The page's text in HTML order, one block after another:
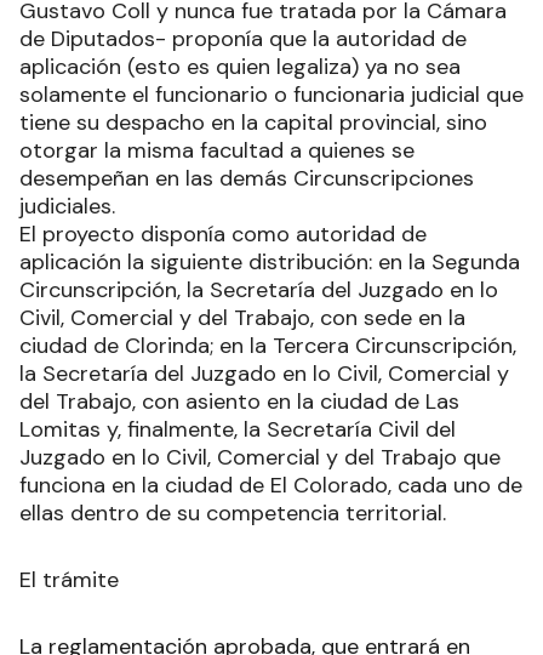
Gustavo Coll y nunca fue tratada por la Cámara
de Diputados- proponía que la autoridad de
aplicación (esto es quien legaliza) ya no sea
solamente el funcionario o funcionaria judicial que
tiene su despacho en la capital provincial, sino
otorgar la misma facultad a quienes se
desempeñan en las demás Circunscripciones
judiciales.
El proyecto disponía como autoridad de
aplicación la siguiente distribución: en la Segunda
Circunscripción, la Secretaría del Juzgado en lo
Civil, Comercial y del Trabajo, con sede en la
ciudad de Clorinda; en la Tercera Circunscripción,
la Secretaría del Juzgado en lo Civil, Comercial y
del Trabajo, con asiento en la ciudad de Las
Lomitas y, finalmente, la Secretaría Civil del
Juzgado en lo Civil, Comercial y del Trabajo que
funciona en la ciudad de El Colorado, cada uno de
ellas dentro de su competencia territorial.
El trámite
La reglamentación aprobada, que entrará en